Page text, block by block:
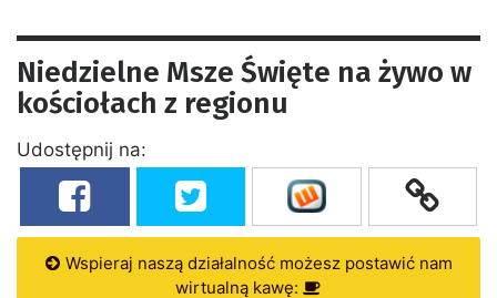
Niedzielne Msze Święte na żywo w
kościołach z regionu
Udostępnij na:
Wspieraj naszą działalność możesz postawić nam
wirtualną kawę: